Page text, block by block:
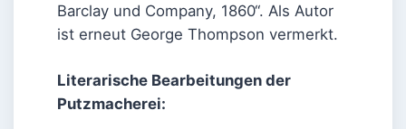
Barclay und Company, 1860“. Als Autor
ist erneut George Thompson vermerkt.
Literarische Bearbeitungen der
Putzmacherei: